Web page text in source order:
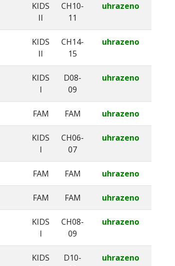
KIDS
II
CH10-
11
uhrazeno
KIDS
II
CH14-
15
uhrazeno
KIDS
I
D08-
09
uhrazeno
FAM FAM uhrazeno
KIDS
I
CH06-
07
uhrazeno
FAM FAM uhrazeno
FAM FAM uhrazeno
KIDS
I
CH08-
09
uhrazeno
KIDS
D10-
uhrazeno